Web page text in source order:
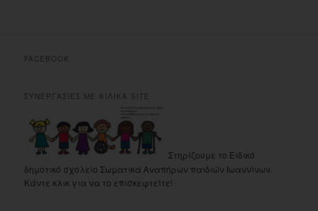
FACEBOOK
ΣΥΝΕΡΓΑΣΙΕΣ ΜΕ ΦΙΛΙΚΑ SITE
Στηρίζουμε το Ειδικό
δημοτικό σχολείο Σωματικά Αναπήρων παιδιών Ιωαννίνων.
Κάντε κλικ για να το επισκεφτείτε!